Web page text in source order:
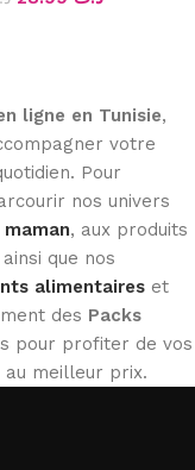
ligne en Tunisie,
votre
Pour
nos univers
, aux produits
ainsi que nos
alimentaires et
des Packs
pour profiter de vos
meilleur prix.